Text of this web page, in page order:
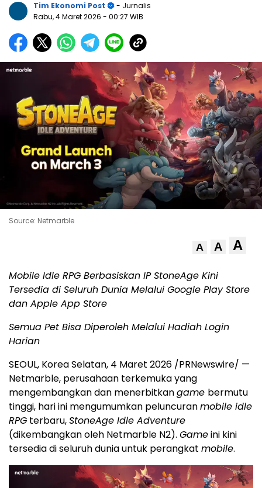
Tim Ekonomi Post
- Jurnalis
Rabu, 4 Maret 2026 - 00:27 WIB
Source: Netmarble
A A A
Mobile Idle RPG Berbasiskan IP StoneAge Kini
Tersedia di Seluruh Dunia Melalui Google Play Store
dan Apple App Store
Semua Pet Bisa Diperoleh Melalui Hadiah Login
Harian
SEOUL, Korea Selatan, 4 Maret 2026 /PRNewswire/ —
Netmarble, perusahaan terkemuka yang
mengembangkan dan menerbitkangame bermutu
tinggi, hari ini mengumumkan peluncuranmobile idle
RPG terbaru,StoneAge Idle Adventure
(dikembangkan oleh Netmarble N2). Gameini kini
tersedia di seluruh dunia untuk perangkat mobile.